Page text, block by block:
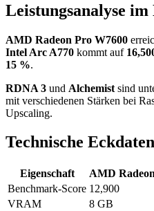
Leistungsanalyse im
AMD Radeon Pro W7600
Intel Arc A770 kommt auf
15 %.
RDNA 3 und Alchemist sind
mit verschiedenen Stärken bei
Upscaling.
Technische
Eigenschaft AMD
Benchmark-Score 12,900
VRAM
8 GB